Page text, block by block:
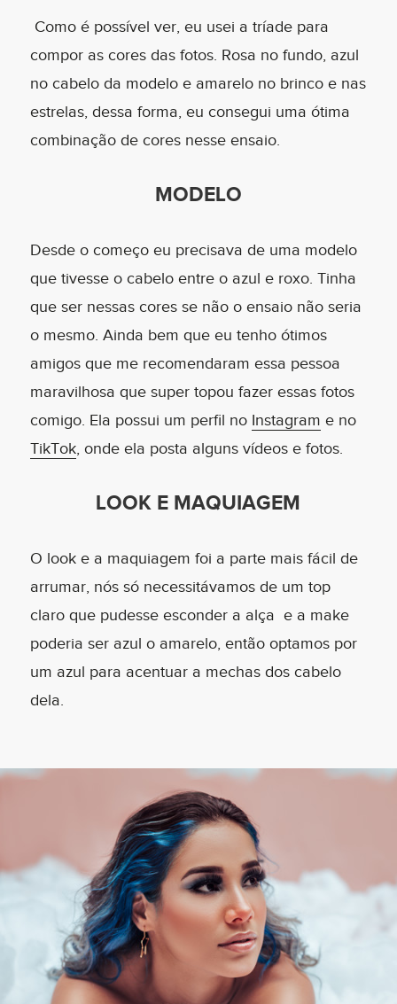
Como é possível ver, eu usei a tríade para
compor as cores das fotos. Rosa no fundo, azul
no cabelo da modelo e amarelo no brinco e nas
estrelas, dessa forma, eu consegui uma ótima
combinação de cores nesse ensaio.
MODELO
Desde o começo eu precisava de uma modelo
que tivesse o cabelo entre o azul e roxo. Tinha
que ser nessas cores se não o ensaio não seria
o mesmo. Ainda bem que eu tenho ótimos
amigos que me recomendaram essa pessoa
maravilhosa que super topou fazer essas fotos
comigo. Ela possui um perfil no Instagram e no
TikTok, onde ela posta alguns vídeos e fotos.
LOOK E MAQUIAGEM
O look e a maquiagem foi a parte mais fácil de
arrumar, nós só necessitávamos de um top
claro que pudesse esconder a alça e a make
poderia ser azul o amarelo, então optamos por
um azul para acentuar a mechas dos cabelo
dela.